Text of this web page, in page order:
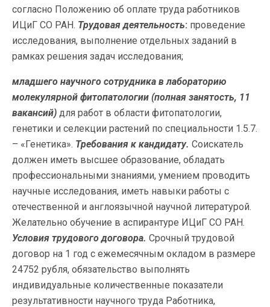
согласно Положению об оплате труда работников
ИЦиГ СО РАН. Трудовая деятельность: проведение
исследования, выполнение отдельных заданий в
рамках решения задач исследования;
младшего научного сотрудника в лабораторию
молекулярной фитопатологии (полная занятость, 11
вакансий) для работ в области фитопатологии,
генетики и селекции растений по специальности 1.5.7.
– «Генетика». Требования к кандидату. Соискатель
должен иметь высшее образование, обладать
профессиональными знаниями, умением проводить
научные исследования, иметь навыки работы с
отечественной и англоязычной научной литературой.
Желательно обучение в аспирантуре ИЦиГ СО РАН.
Условия трудового договора. Срочный трудовой
договор на 1 год с ежемесячным окладом в размере
24752 рубля, обязательство выполнять
индивидуальные количественные показатели
результативности научного труда Работника,